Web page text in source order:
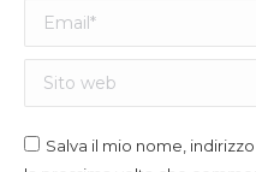
Email *
Sito web
Salva il mio nome,